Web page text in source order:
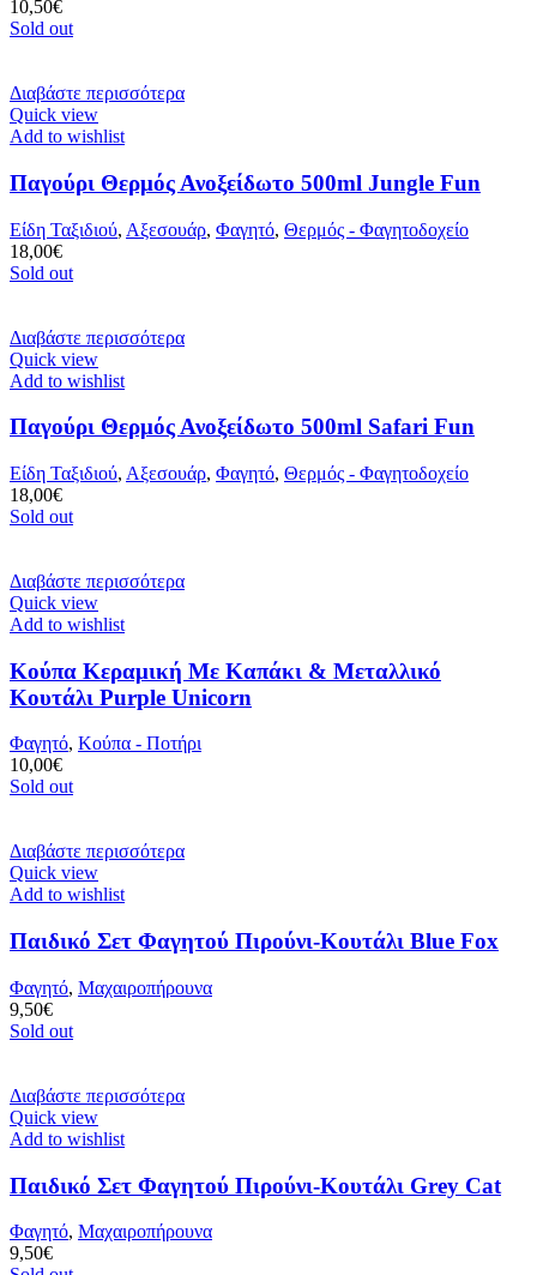
10,50€
Sold out
Διαβάστε περισσότερα
Quick view
Add to wishlist
Παγούρι Θερμός Ανοξείδωτο 500ml Jungle Fun
Είδη Ταξιδιού, Αξεσουάρ, Φαγητό, Θερμός - Φαγητοδοχείο
18,00€
Sold out
Διαβάστε περισσότερα
Quick view
Add to wishlist
Παγούρι Θερμός Ανοξείδωτο 500ml Safari Fun
Είδη Ταξιδιού, Αξεσουάρ, Φαγητό, Θερμός - Φαγητοδοχείο
18,00€
Sold out
Διαβάστε περισσότερα
Quick view
Add to wishlist
Κούπα Κεραμική Με Καπάκι & Μεταλλικό
Κουτάλι Purple Unicorn
Φαγητό, Κούπα - Ποτήρι
10,00€
Sold out
Διαβάστε περισσότερα
Quick view
Add to wishlist
Παιδικό Σετ Φαγητού Πιρούνι-Κουτάλι Blue Fox
Φαγητό, Μαχαιροπήρουνα
9,50€
Sold out
Διαβάστε περισσότερα
Quick view
Add to wishlist
Παιδικό Σετ Φαγητού Πιρούνι-Κουτάλι Grey Cat
Φαγητό, Μαχαιροπήρουνα
9,50€